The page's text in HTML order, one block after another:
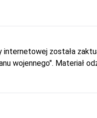
została
wojennego". Materiał